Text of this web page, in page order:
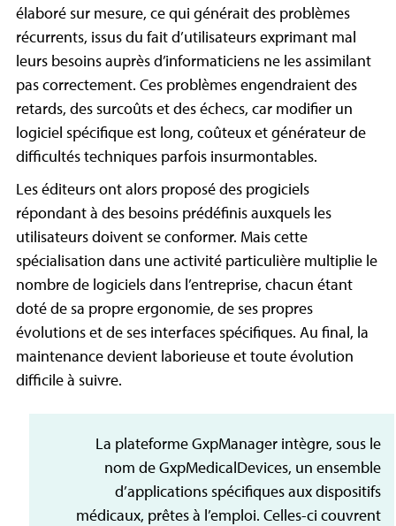
élaboré sur mesure, ce qui générait des problèmes
récurrents, issus du fait d’utilisateurs exprimant mal
leurs besoins auprès d’informaticiens ne les assimilant
pas correctement. Ces problèmes engendraient des
retards, des surcoûts et des échecs, car modifier un
logiciel spécifique est long, coûteux et générateur de
difficultés techniques parfois insurmontables.
Les éditeurs ont alors proposé des progiciels
répondant à des besoins prédéfinis auxquels les
utilisateurs doivent se conformer. Mais cette
spécialisation dans une activité particulière multiplie le
nombre de logiciels dans l’entreprise, chacun étant
doté de sa propre ergonomie, de ses propres
évolutions et de ses interfaces spécifiques. Au final, la
maintenance devient laborieuse et toute évolution
difficile à suivre.
La plateformeGxpManagerintègre, sous le
nom de GxpMedicalDevices, un ensemble
d’applications spécifiques aux dispositifs
médicaux, prêtes à l’emploi. Celles-ci couvrent